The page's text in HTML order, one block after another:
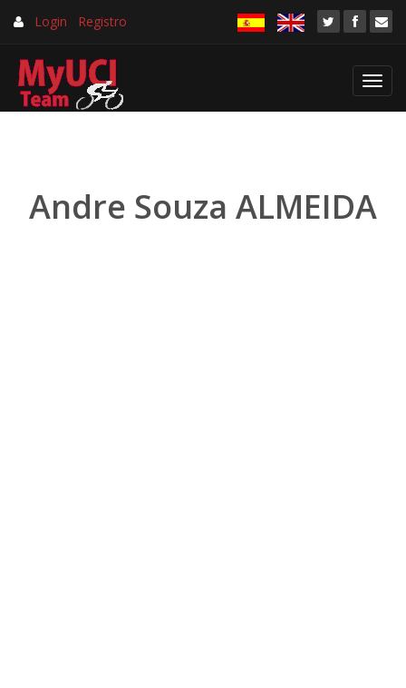
Login Registro
Andre Souza ALMEIDA